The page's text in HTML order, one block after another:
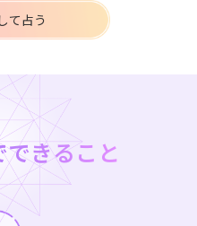
て占う
きること